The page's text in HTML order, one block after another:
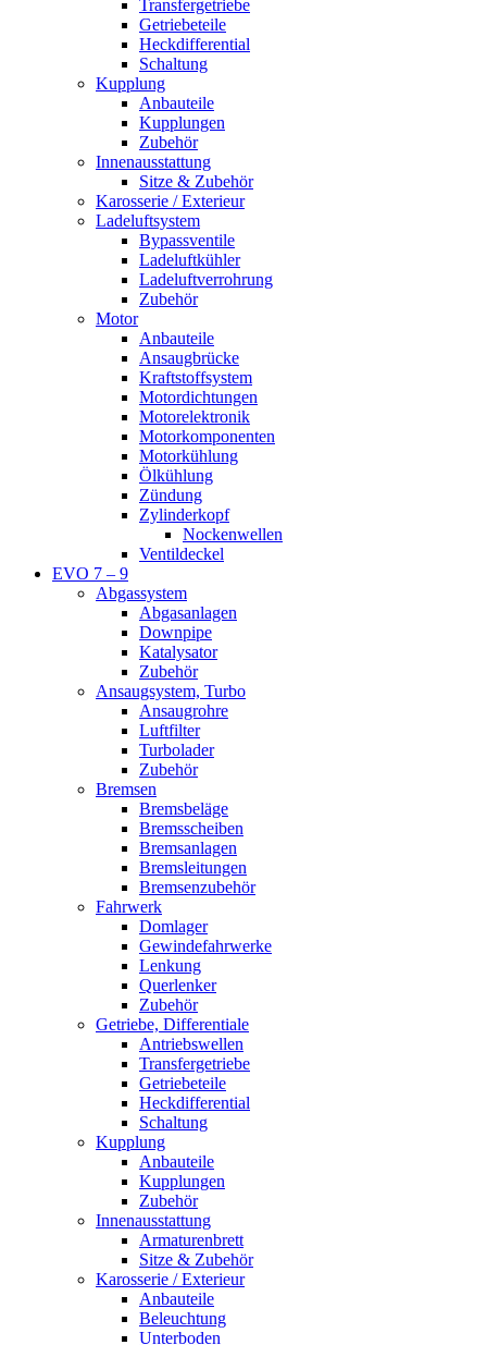
Transfergetriebe
Getriebeteile
Heckdifferential
Schaltung
Kupplung
Anbauteile
Kupplungen
Zubehör
Innenausstattung
Sitze & Zubehör
Karosserie / Exterieur
Ladeluftsystem
Bypassventile
Ladeluftkühler
Ladeluftverrohrung
Zubehör
Motor
Anbauteile
Ansaugbrücke
Kraftstoffsystem
Motordichtungen
Motorelektronik
Motorkomponenten
Motorkühlung
Ölkühlung
Zündung
Zylinderkopf
Nockenwellen
Ventildeckel
EVO 7 – 9
Abgassystem
Abgasanlagen
Downpipe
Katalysator
Zubehör
Ansaugsystem, Turbo
Ansaugrohre
Luftfilter
Turbolader
Zubehör
Bremsen
Bremsbeläge
Bremsscheiben
Bremsanlagen
Bremsleitungen
Bremsenzubehör
Fahrwerk
Domlager
Gewindefahrwerke
Lenkung
Querlenker
Zubehör
Getriebe, Differentiale
Antriebswellen
Transfergetriebe
Getriebeteile
Heckdifferential
Schaltung
Kupplung
Anbauteile
Kupplungen
Zubehör
Innenausstattung
Armaturenbrett
Sitze & Zubehör
Karosserie / Exterieur
Anbauteile
Beleuchtung
Unterboden